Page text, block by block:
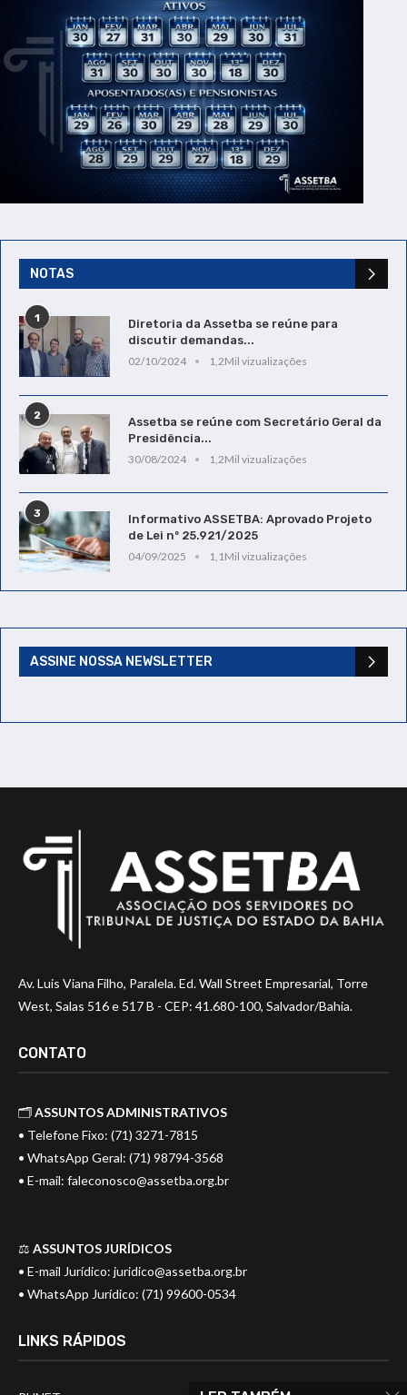
NOTAS
1
Diretoria da Assetba se reúne para
discutir demandas...
02/10/2024
1,2Mil vizualizações
2
Assetba se reúne com Secretário Geral da
Presidência...
30/08/2024
1,2Mil vizualizações
3
Informativo ASSETBA: Aprovado Projeto
de Lei nº 25.921/2025
04/09/2025
1,1Mil vizualizações
ASSINE NOSSA NEWSLETTER
Av. Luis Viana Filho, Paralela. Ed. Wall Street Empresarial, Torre
West, Salas 516 e 517 B - CEP: 41.680-100, Salvador/Bahia.
CONTATO
🗂️ASSUNTOS ADMINISTRATIVOS
• Telefone Fixo: (71) 3271-7815
• WhatsApp Geral: (71) 98794-3568
• E-mail: faleconosco@assetba.org.br
⚖️ ASSUNTOS JURÍDICOS
• E-mail Jurídico: juridico@assetba.org.br
• WhatsApp Jurídico: (71) 99600-0534
LINKS RÁPIDOS